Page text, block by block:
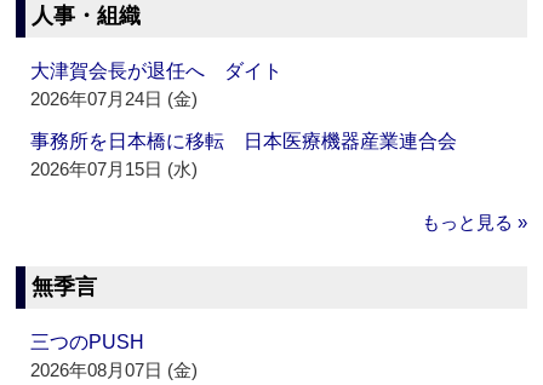
人事・組織
大津賀会長が退任へ ダイト
2026年07月24日 (金)
事務所を日本橋に移転 日本医療機器産業連合会
2026年07月15日 (水)
もっと見る »
無季言
三つのPUSH
2026年08月07日 (金)